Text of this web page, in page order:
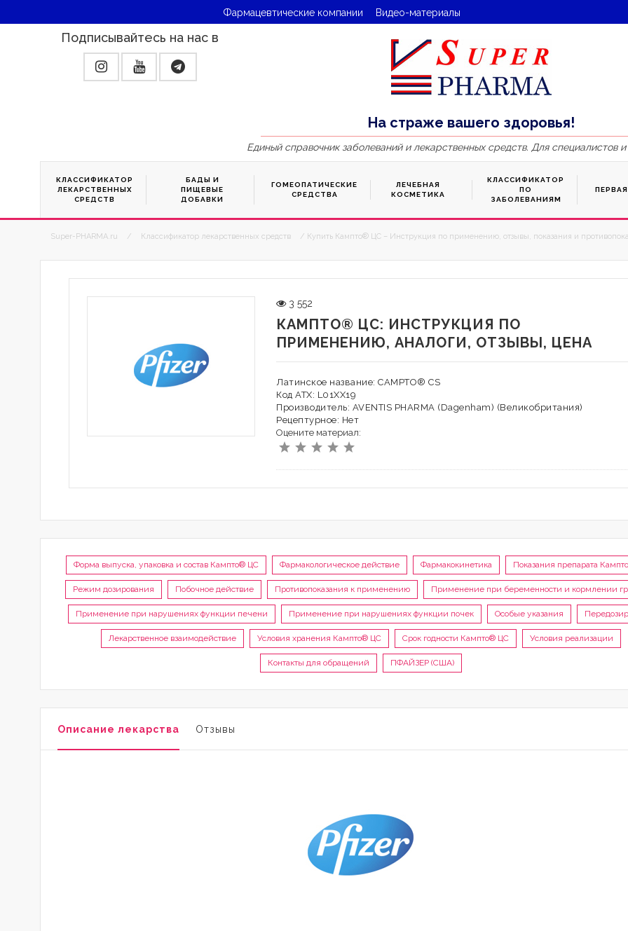
Фармацевтические компании Видео-материалы
Подписывайтесь на нас в
На страже вашего здоровья!
Единый справочник заболеваний и лекарственных средств. Для специалистов
КЛАССИФИКАТОР
ЛЕКАРСТВЕННЫХ
СРЕДСТВ
БАДЫ И
ПИЩЕВЫЕ
ДОБАВКИ
ГОМЕОПАТИЧЕСКИЕ
СРЕДСТВА
ЛЕЧЕБНАЯ
КОСМЕТИКА
КЛАССИФИКАТОР
ПО
ЗАБОЛЕВАНИЯМ
Super-PHARMA.ru / Классификатор лекарственных средств / Купить Кампто® ЦС – Инструкция по применению, отзывы, показания и
3 552
КАМПТО® ЦС: ИНСТРУКЦИЯ ПО
ПРИМЕНЕНИЮ, АНАЛОГИ, ОТЗЫВЫ, ЦЕНА
Латинское название: CAMPTO® CS
Код АТХ: L01XX19
Производитель: AVENTIS PHARMA (Dagenham) (Великобритания)
Рецептурное: Нет
Оцените материал:
Форма выпуска, упаковка и состав Кампто® ЦС Фармакологическое действие Фармакокинетика Показания препарата
Режим дозирования Побочное действие Противопоказания к применению Применение при беременности и кормлении
Применение при нарушениях функции печени Применение при нарушениях функции почек Особые указания
Лекарственное взаимодействие Условия хранения Кампто® ЦС Срок годности Кампто® ЦС Условия реализации
Контакты для обращений ПФАЙЗЕР (США)
Описание лекарства Отзывы